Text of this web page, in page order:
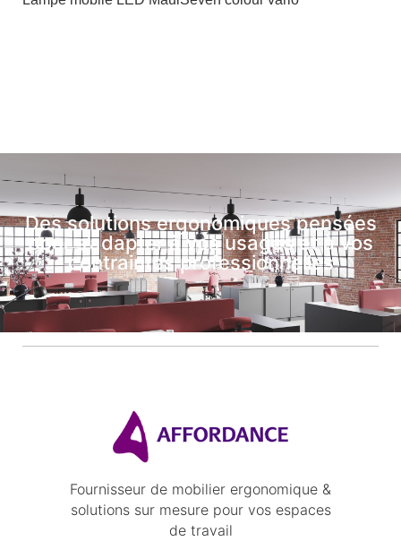
Des solutions ergonomiques pensées
pour s’adapter à vos usages et à vos
contraintes professionnelles
Fournisseur de mobilier ergonomique &
solutions sur mesure pour vos espaces
de travail